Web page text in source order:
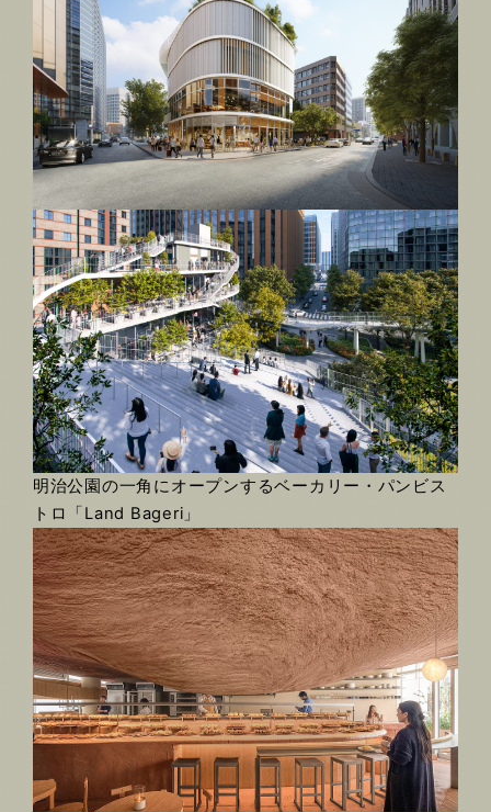
明治公園の一角にオープンするベーカリー・パンビス
トロ「Land Bageri」